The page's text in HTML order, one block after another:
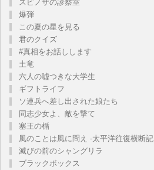
スピノザの診察室
爆弾
この夏の星を見る
君のクイズ
#真相をお話しします
土竜
六人の嘘つきな大学生
ギフトライフ
ソ連兵へ差し出された娘たち
同志少女よ、敵を撃て
塞王の楯
風のことは風に問え -太平洋往復横断記
滅びの前のシャングリラ
ブラックボックス